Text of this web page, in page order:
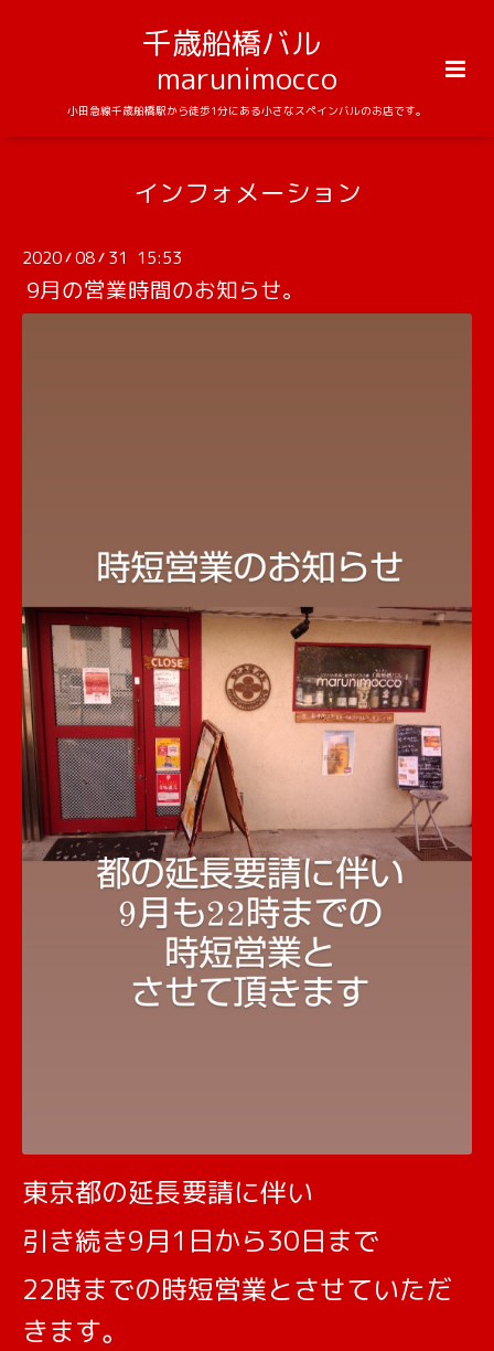
千歳船橋バル
marunimocco
小田急線千歳船橋駅から徒歩1分にある小さなスペインバルのお店です。
インフォメーション
2020/08/ 31 15:53
9月の営業時間のお知らせ。
東京都の延長要請に伴い
引き続き9月1日から30日まで
22時までの時短営業とさせていただ
きます。